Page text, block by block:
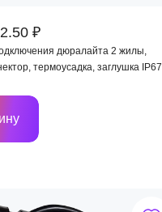
₽
дюралайта 2 жилы,
термоусадка, заглушка IP67